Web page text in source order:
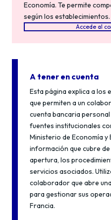
Economía. Te permite
según los establecimientos.
Accede al
A tener en cuenta
Esta página explica a los
que permiten a un
cuenta bancaria personal
fuentes institucionales
Ministerio de Economía y
información que cubre
apertura, los
servicios asociados.
colaborador que abre
para gestionar sus
Francia.